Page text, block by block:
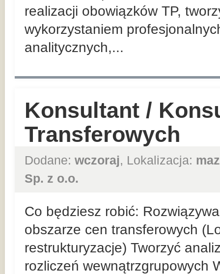
realizacji obowiązków TP,
wykorzystaniem
analitycznych,...
Konsultant /
Transferowych
Dodane: wczoraj, Lokalizacja:
Sp. z o.o.
Co będziesz robić:
obszarze cen transferowych
restrukturyzacje) Tworzyć
rozliczeń wewnątrzgrupowych